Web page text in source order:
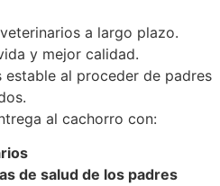
a largo plazo.
y mejor calidad.
al proceder de padres
al cachorro con:
de salud de los padres